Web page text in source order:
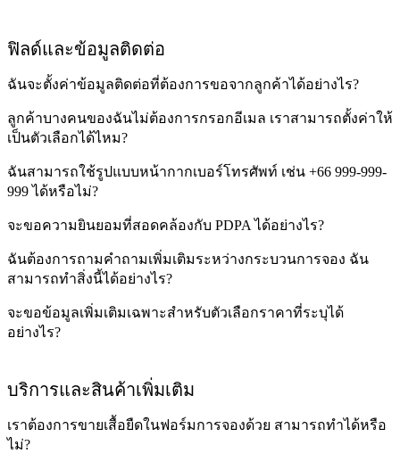
ฟิลด์และข้อมูลติดต่อ
ฉันจะตั้งค่าข้อมูลติดต่อที่ต้องการขอจากลูกค้าได้อย่างไร?
ลูกค้าบางคนของฉันไม่ต้องการกรอกอีเมล เราสามารถตั้งค่าให้
เป็นตัวเลือกได้ไหม?
ฉันสามารถใช้รูปแบบหน้ากากเบอร์โทรศัพท์ เช่น +66 999-999-
999 ได้หรือไม่?
จะขอความยินยอมที่สอดคล้องกับ PDPA ได้อย่างไร?
ฉันต้องการถามคำถามเพิ่มเติมระหว่างกระบวนการจอง ฉัน
สามารถทำสิ่งนี้ได้อย่างไร?
จะขอข้อมูลเพิ่มเติมเฉพาะสำหรับตัวเลือกราคาที่ระบุได้
อย่างไร?
บริการและสินค้าเพิ่มเติม
เราต้องการขายเสื้อยืดในฟอร์มการจองด้วย สามารถทำได้หรือ
ไม่?